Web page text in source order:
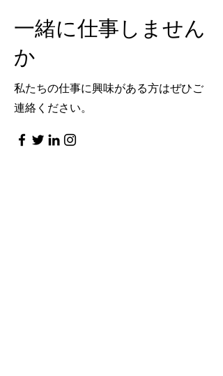
一緒に仕事しません
か
私たちの仕事に興味がある方はぜひご
連絡ください。